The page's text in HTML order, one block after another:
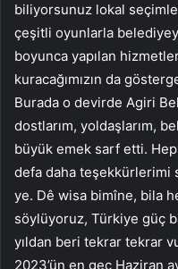
biliyorsunuz lokal
çeşitli oyunlarla
boyunca yapılan
kuracağımızın da
Burada o devirde Agiri
dostlarım, yoldaşlarım,
büyük emek sarf etti.
defa daha teşekkürlerimi
ye. Dê wisa bimîne, bila
söylüyoruz, Türkiye güç
yıldan beri tekrar tekrar
2023’ün en geç Haziran